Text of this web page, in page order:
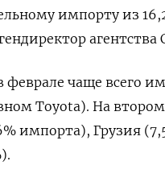
импорту из
агентства
феврале чаще
Toyota). На
импорта), Грузия